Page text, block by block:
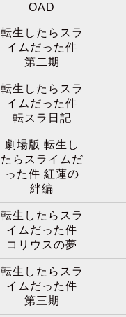
OAD
転生したらスラ
イムだった件
第二期
転生したらスラ
イムだった件
転スラ日記
劇場版 転生し
たらスライムだ
った件 紅蓮の
絆編
転生したらスラ
イムだった件
コリウスの夢
転生したらスラ
イムだった件
第三期